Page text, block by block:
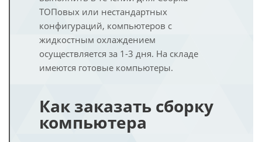
ТОПовых или нестандартных
конфигураций, компьютеров с
жидкостным охлаждением
осуществляется за 1-3 дня. На складе
имеются готовые компьютеры.
Как заказать сборку
компьютера